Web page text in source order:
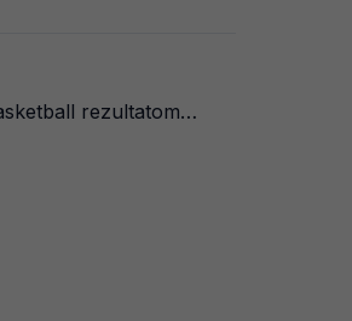
rezultatom…